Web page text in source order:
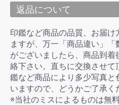
返品について
印鑑など商品の品質、お届け
ますが、万一「商品違い」
がございましたら、商品到
絡下さい。直ちに交換させ
鑑など商品により多少写真
いますので、どうかご了承く
※当社のミスによるものは無